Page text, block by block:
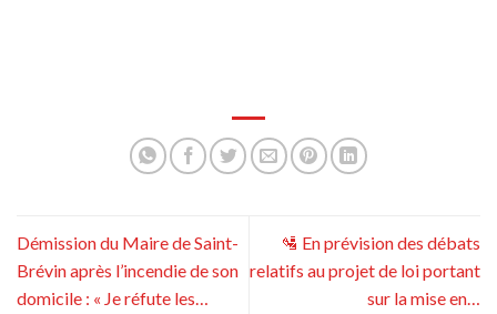
Démission du Maire de Saint-
Brévin après l’incendie de son
domicile : « Je réfute les…
🛂 En prévision des débats
relatifs au projet de loi portant
sur la mise en…